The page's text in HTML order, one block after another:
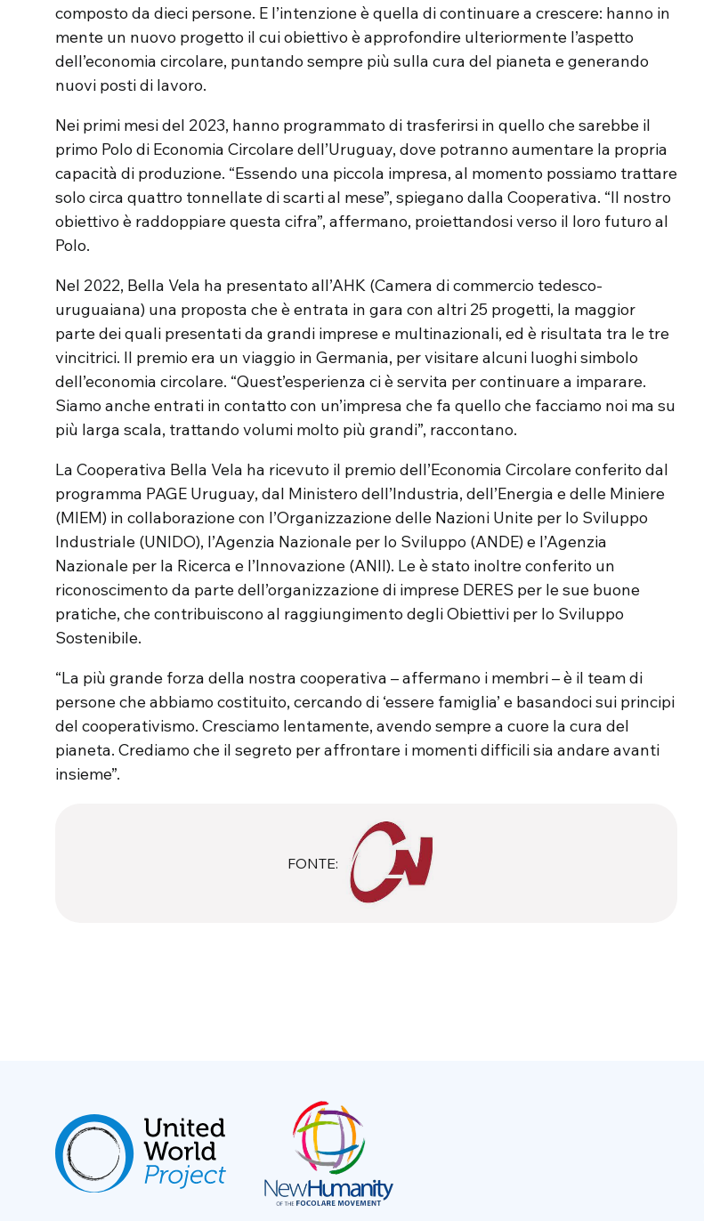
composto da dieci persone. E l’intenzione è quella di continuare a crescere: hanno in
mente un nuovo progetto il cui obiettivo è approfondire ulteriormente l’aspetto
dell’economia circolare, puntando sempre più sulla cura del pianeta e generando
nuovi posti di lavoro.
Nei primi mesi del 2023, hanno programmato di trasferirsi in quello che sarebbe il
primo Polo di Economia Circolare dell’Uruguay, dove potranno aumentare la propria
capacità di produzione. “Essendo una piccola impresa, al momento possiamo trattare
solo circa quattro tonnellate di scarti al mese”, spiegano dalla Cooperativa. “Il nostro
obiettivo è raddoppiare questa cifra”, affermano, proiettandosi verso il loro futuro al
Polo.
Nel 2022, Bella Vela ha presentato all’AHK (Camera di commercio tedesco-
uruguaiana) una proposta che è entrata in gara con altri 25 progetti, la maggior
parte dei quali presentati da grandi imprese e multinazionali, ed è risultata tra le tre
vincitrici. Il premio era un viaggio in Germania, per visitare alcuni luoghi simbolo
dell’economia circolare. “Quest’esperienza ci è servita per continuare a imparare.
Siamo anche entrati in contatto con un’impresa che fa quello che facciamo noi ma su
più larga scala, trattando volumi molto più grandi”, raccontano.
La Cooperativa Bella Vela ha ricevuto il premio dell’Economia Circolare conferito dal
programma PAGE Uruguay, dal Ministero dell’Industria, dell’Energia e delle Miniere
(MIEM) in collaborazione con l’Organizzazione delle Nazioni Unite per lo Sviluppo
Industriale (UNIDO), l’Agenzia Nazionale per lo Sviluppo (ANDE) e l’Agenzia
Nazionale per la Ricerca e l’Innovazione (ANII). Le è stato inoltre conferito un
riconoscimento da parte dell’organizzazione di imprese DERES per le sue buone
pratiche, che contribuiscono al raggiungimento degli Obiettivi per lo Sviluppo
Sostenibile.
“La più grande forza della nostra cooperativa – affermano i membri – è il team di
persone che abbiamo costituito, cercando di ‘essere famiglia’ e basandoci sui principi
del cooperativismo. Cresciamo lentamente, avendo sempre a cuore la cura del
pianeta. Crediamo che il segreto per affrontare i momenti difficili sia andare avanti
insieme”.
FONTE: